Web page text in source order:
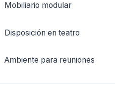
Mobiliario modular
Disposición en teatro
Ambiente para reuniones